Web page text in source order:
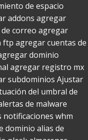
de espacio
addons agregar
correo agregar
ftp agregar cuentas de
dominio
agregar registro mx
subdominios Ajustar
del umbral de
de malware
notificaciones whm
dominio alias de